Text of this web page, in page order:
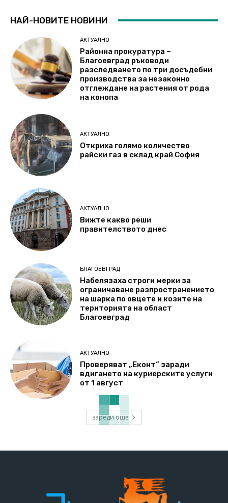
НАЙ-НОВИТЕ НОВИНИ
АКТУАЛНО
Районна прокуратура –
Благоевград ръководи
разследването по три досъдебни
производства за незаконно
отглеждане на растения от рода
на конопа
АКТУАЛНО
Откриха голямо количество
райски газ в склад край София
АКТУАЛНО
Вижте какво реши
правителството днес
БЛАГОЕВГРАД
Набелязаха строги мерки за
ограничаване разпространението
на шарка по овцете и козите на
територията на област
Благоевград
АКТУАЛНО
Проверяват „Еконт“ заради
вдигането на куриерските услуги
от 1 август
зареди още